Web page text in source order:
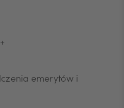
emerytów i